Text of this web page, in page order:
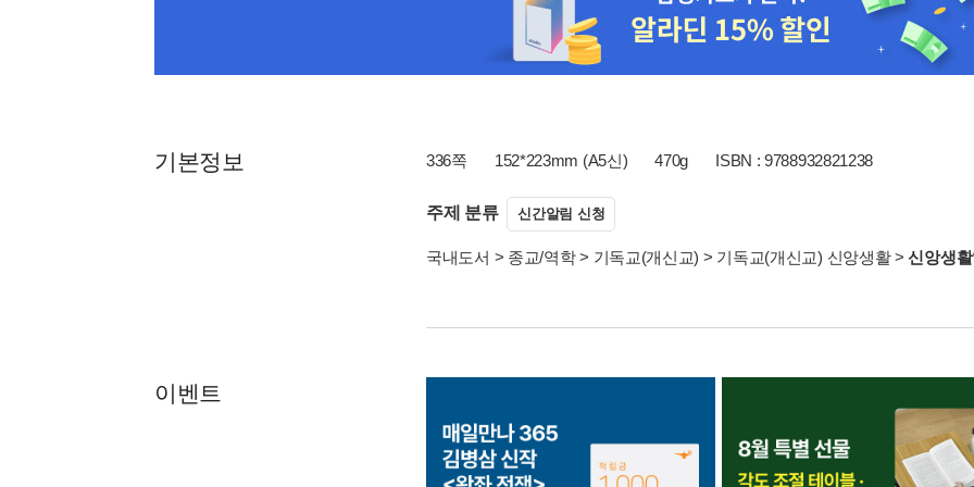
기본정보 336쪽 152*223mm (A5신) 470g ISBN : 9788932821238
주제 분류 신간알림 신청
국내도서 > 종교/역학> 기독교(개신교) > 기독교(개신교) 신앙생활>신앙생
이벤트